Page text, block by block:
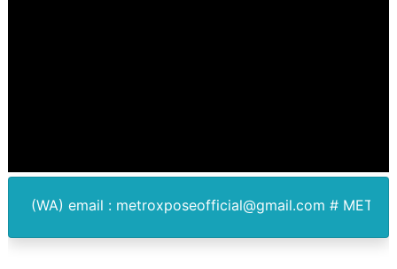
Bobby Nasution Fokus Infrastruktur Daerah saat
: metroxposeofficial@gmail.com #